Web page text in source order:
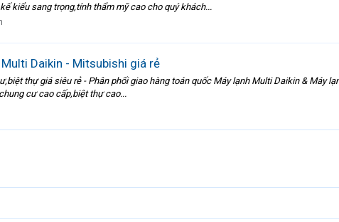
kiểu sang trọng,tính thẩm mỹ cao cho quý khách...
Daikin - Mitsubishi giá rẻ
thự giá siêu rẻ - Phân phối giao hàng toán quốc Máy lạnh Multi Daikin & Máy
cư cao cấp,biệt thự cao...